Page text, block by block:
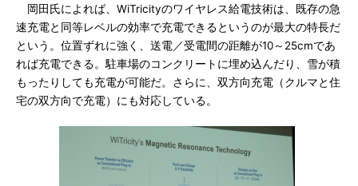
岡田氏によれば、WiTricityのワイヤレス給電技術は、既存の急
速充電と同等レベルの効率で充電できるというのが最大の特長だ
という。位置ずれに強く、送電／受電間の距離が10～25cmであ
れば充電できる。駐車場のコンクリートに埋め込んだり、雪が積
もったりしても充電が可能だ。さらに、双方向充電（クルマと住
宅の双方向で充電）にも対応している。